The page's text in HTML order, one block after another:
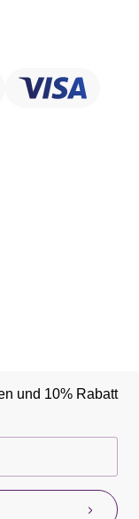
und 10% Rabatt